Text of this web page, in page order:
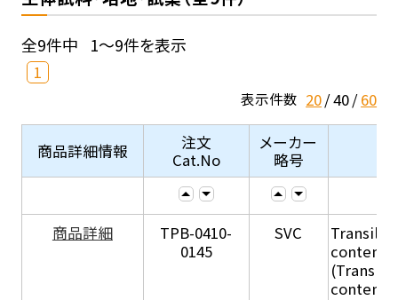
全9件中 1～9件を表示
1
表示件数 20 40 60
商品詳細情報
注文
Cat.No
メーカー
略号
商品詳細
TPB-0410-
0145
SVC
Transil
content
(Transil
content